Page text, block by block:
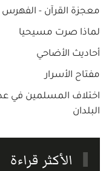
معجزة القرآن - الفهرس
لماذا صرت مسيحيا
أحاديث الأضاحي
مفتاح الأسرار
اختلاف المسلمين في
البلدان
الأكثر قراءة